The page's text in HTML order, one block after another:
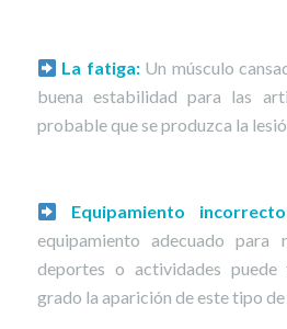
La fatiga:Un músculo
buena estabilidad para las
probable que se produzca la
Equipamiento
equipamiento adecuado para
deportes o actividades
grado la aparición de este tipo de